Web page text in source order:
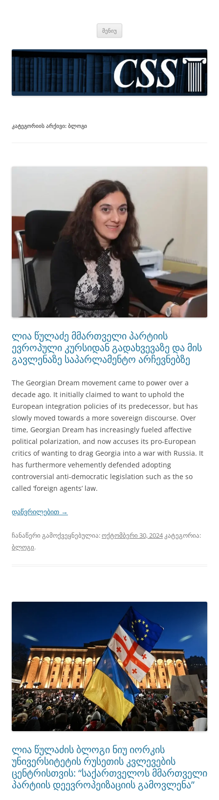
მენიუ
ᲙᲐᲢᲔᲒᲝᲠᲘᲘᲡ ᲐᲠᲥᲘᲕᲘ: ᲑᲚᲝᲒᲘ
ლია წულაძე მმართველი პარტიის
ევროპული კურსიდან გადახვევაზე და მის
გავლენაზე საპარლამენტო არჩევნებზე
The Georgian Dream movement came to power over a
decade ago. It initially claimed to want to uphold the
European integration policies of its predecessor, but has
slowly moved towards a more sovereign discourse. Over
time, Georgian Dream has increasingly fueled affective
political polarization, and now accuses its pro-European
critics of wanting to drag Georgia into a war with Russia. It
has furthermore vehemently defended adopting
controversial anti-democratic legislation such as the so
called ‘foreign agents’ law.
დაწვრილებით →
ჩანაწერი გამოქვეყნებულია:ოქტომბერი 30, 2024კატეგორია:
ბლოგი.
ლია წულაძის ბლოგი ნიუ იორკის
უნივერსიტეტის რუსეთის კვლევების
ცენტრისთვის: “საქართველოს მმართველი
პარტიის დეევროპეიზაციის გამოვლენა”